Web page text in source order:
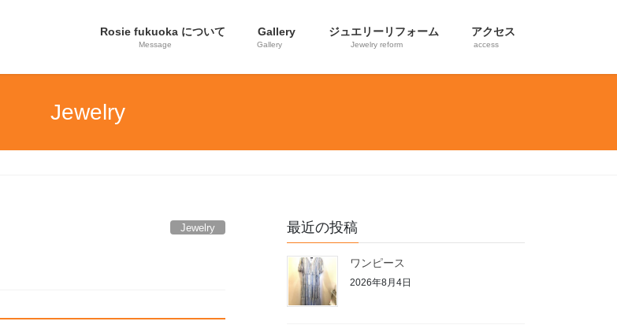
Rosie fukuoka について
Message
Gallery
Gallery
ジュエリーリフォーム
Jewelry reform
アクセス
access
Jewelry
Jewelry 最近の投稿
ワンピース
2026年8月4日